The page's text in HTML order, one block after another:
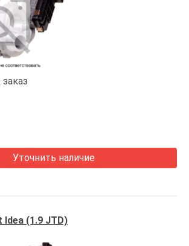
Уточнить наличие
Idea (1.9 JTD)